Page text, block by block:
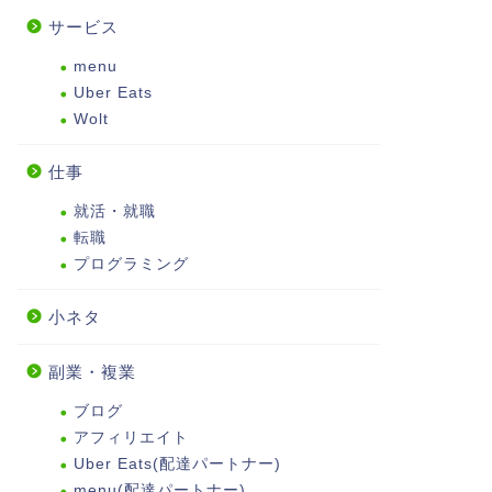
サービス
menu
Uber Eats
Wolt
仕事
就活・就職
転職
プログラミング
小ネタ
副業・複業
ブログ
アフィリエイト
Uber Eats(配達パートナー)